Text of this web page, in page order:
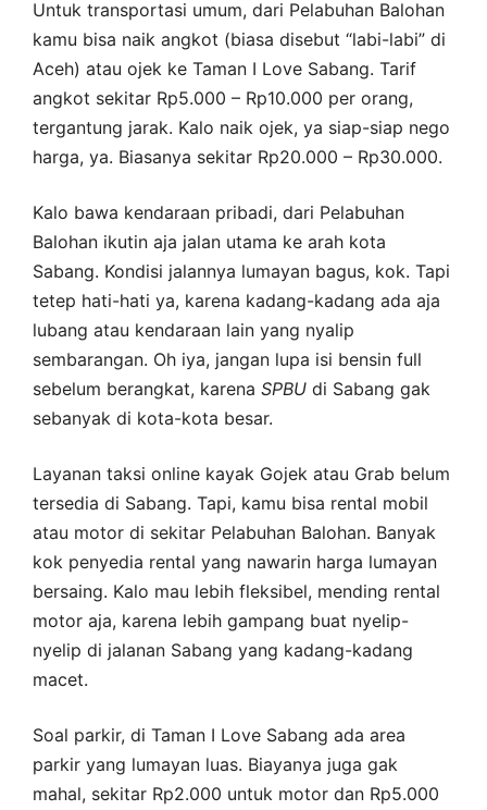
Untuk transportasi umum, dari Pelabuhan Balohan
kamu bisa naik angkot (biasa disebut “labi-labi” di
Aceh) atau ojek ke Taman I Love Sabang. Tarif
angkot sekitar Rp5.000 – Rp10.000 per orang,
tergantung jarak. Kalo naik ojek, ya siap-siap nego
harga, ya. Biasanya sekitar Rp20.000 – Rp30.000.
Kalo bawa kendaraan pribadi, dari Pelabuhan
Balohan ikutin aja jalan utama ke arah kota
Sabang. Kondisi jalannya lumayan bagus, kok. Tapi
tetep hati-hati ya, karena kadang-kadang ada aja
lubang atau kendaraan lain yang nyalip
sembarangan. Oh iya, jangan lupa isi bensin full
sebelum berangkat, karena SPBU di Sabang gak
sebanyak di kota-kota besar.
Layanan taksi online kayak Gojek atau Grab belum
tersedia di Sabang. Tapi, kamu bisa rental mobil
atau motor di sekitar Pelabuhan Balohan. Banyak
kok penyedia rental yang nawarin harga lumayan
bersaing. Kalo mau lebih fleksibel, mending rental
motor aja, karena lebih gampang buat nyelip-
nyelip di jalanan Sabang yang kadang-kadang
macet.
Soal parkir, di Taman I Love Sabang ada area
parkir yang lumayan luas. Biayanya juga gak
mahal, sekitar Rp2.000 untuk motor dan Rp5.000